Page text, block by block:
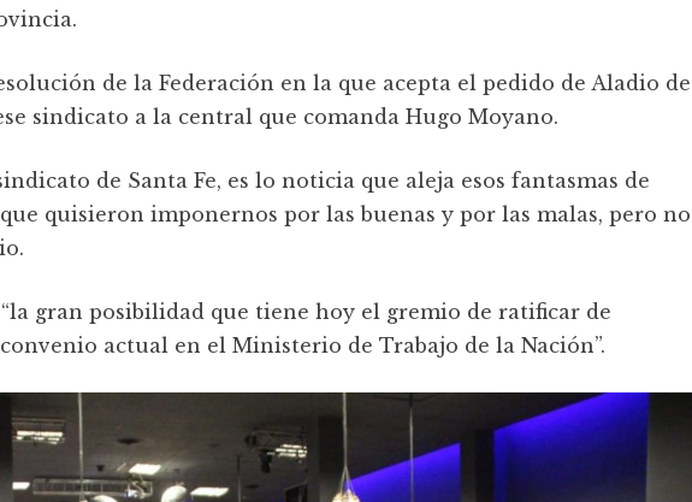
de la Federación en la que acepta el pedido de Aladio de
sindicato a la central que comanda Hugo Moyano.
de Santa Fe, es lo noticia que aleja esos fantasmas de
quisieron imponernos por las buenas y por las malas, pero no
gran posibilidad que tiene hoy el gremio de ratificar de
actual en el Ministerio de Trabajo de la Nación”.